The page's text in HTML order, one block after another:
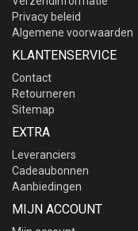
Privacy beleid
Algemene voorwaarden
KLANTENSERVICE
Contact
Retourneren
Sitemap
EXTRA
Leveranciers
Cadeaubonnen
Aanbiedingen
MIJN ACCOUNT